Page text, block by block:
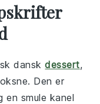
danskdessert,
Den er
en smule kanel